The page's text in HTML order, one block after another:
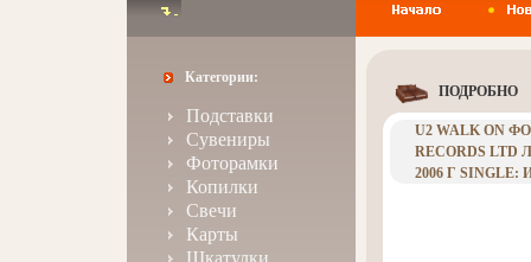
Категории:
Подставки
Сувениры
Фоторамки
Копилки
Свечи
Карты
Шкатулки
ПОДРОБНО
U2 WALK ON
RECORDS
2006 Г